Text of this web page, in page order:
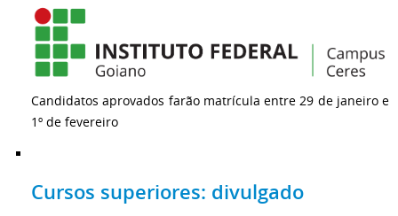
Candidatos aprovados farão matrícula entre 29 de janeiro e
1º de fevereiro
Cursos superiores: divulgado